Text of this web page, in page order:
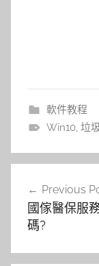
軟件教程
Win10, 垃
導
覽
Previous
國傢醫保服
碼?